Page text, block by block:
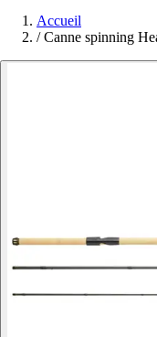
Accueil
/ Canne spinning